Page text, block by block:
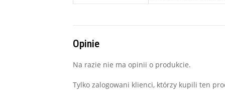
Opinie
Na razie nie ma opinii o produkcie.
Tylko zalogowani klienci, którzy kupili ten